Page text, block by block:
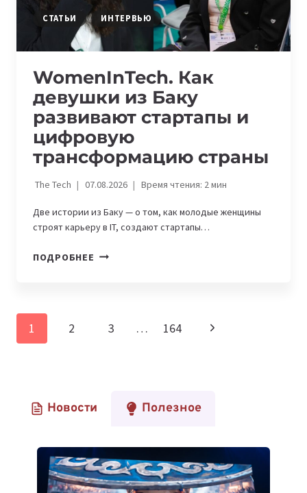
СТАТЬИ ИНТЕРВЬЮ
WomenInTech. Как
девушки из Баку
развивают стартапы и
цифровую
трансформацию страны
The Tech 07.08.2026 Время чтения: 2мин
Две истории из Баку — о том, как молодые женщины
строят карьеру в IT, создают стартапы…
ПОДРОБНЕЕ WOMENINTECH.
РАЗВИВАЮТ
СТРАНЫ
Навигация
по
1 2 3 … 164
Следующая
Новости Полезное